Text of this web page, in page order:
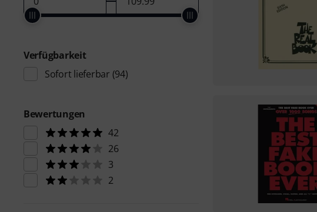
Verfügbarkeit
Sofort lieferbar (94)
Bewertungen
42
26
3
2